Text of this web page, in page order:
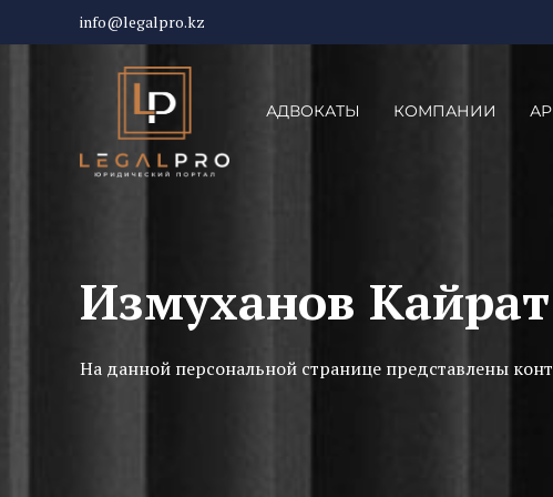
info@legalpro.kz
АДВОКАТЫ КОМПАНИИ
Измуханов
На данной персональной странице представлены